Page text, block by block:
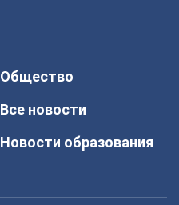
Общество
Все новости
Новости образования